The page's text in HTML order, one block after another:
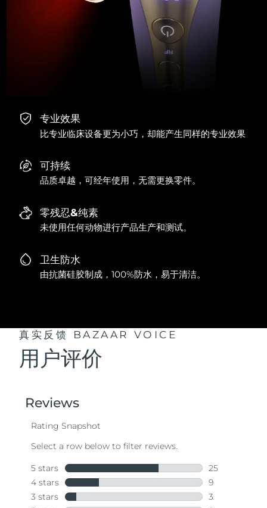
专业效果
比专业临床设备更为小巧，却能产生同样的专业效果
可持续
品质卓越，可经年使用，无需更换零件。
零残忍&纯素
未使用任何动物进行产品生产和测试。
卫生防水
由抗菌硅胶制成，100%防水，易于清洁。
真实反馈 BAZAAR VOICE
用户评价